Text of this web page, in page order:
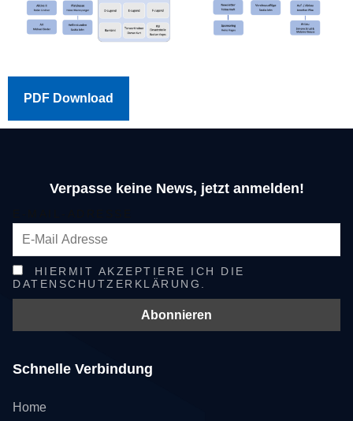
PDF Download
Verpasse keine News, jetzt anmelden!
HIERMIT AKZEPTIERE ICH DIE
DATENSCHUTZERKLÄRUNG.
Schnelle Verbindung
Home